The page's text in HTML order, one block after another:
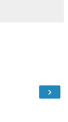
›